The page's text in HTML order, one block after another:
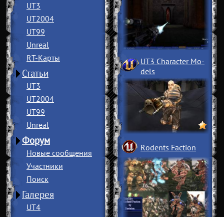
UT3
UT2004
UT99
Unreal
RT-Карты
Статьи
UT3
UT2004
UT99
Unreal
Форум
Новые сообщения
Участники
Поиск
Галерея
UT4
UT3 Character Mo­
dels
Rodents Faction